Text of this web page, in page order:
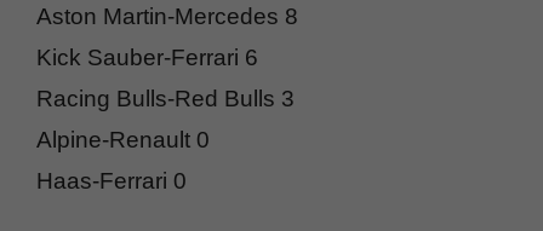
Aston Martin-Mercedes 8
Kick Sauber-Ferrari 6
Racing Bulls-Red Bulls 3
Alpine-Renault 0
Haas-Ferrari 0